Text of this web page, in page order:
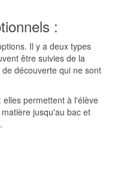
:
Il y a deux types
être suivies de la
découverte qui ne sont
: elles permettent à l'élève
jusqu'au bac et